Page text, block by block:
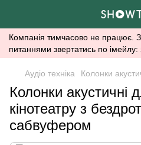
Компанія тимчасово не працює.
питаннями звертатись по
Аудіо техніка Колонки
Колонки акустичні
кінотеатру з
сабвуфером